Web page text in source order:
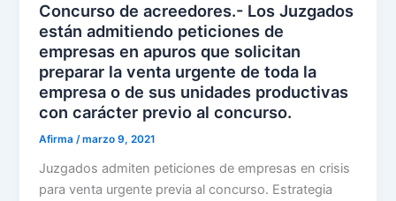
Concurso de acreedores.- Los Juzgados
están admitiendo peticiones de
empresas en apuros que solicitan
preparar la venta urgente de toda la
empresa o de sus unidades productivas
con carácter previo al concurso.
Afirma/marzo 9, 2021
Juzgados admiten peticiones de empresas en crisis
para venta urgente previa al concurso. Estrategia